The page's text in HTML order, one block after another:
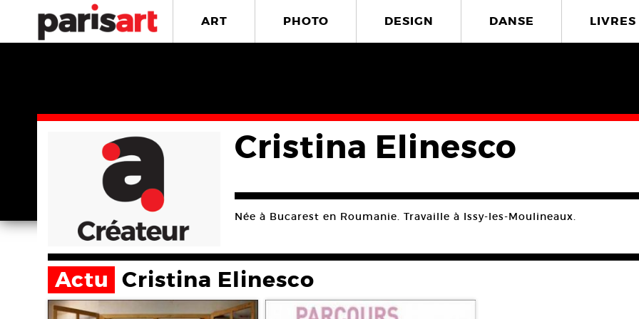
ART PHOTO DESIGN DANSE LIVRES
Cristina Elinesco
Née à Bucarest en Roumanie. Travaille à Issy-les-Moulineaux.
Actu Cristina Elinesco